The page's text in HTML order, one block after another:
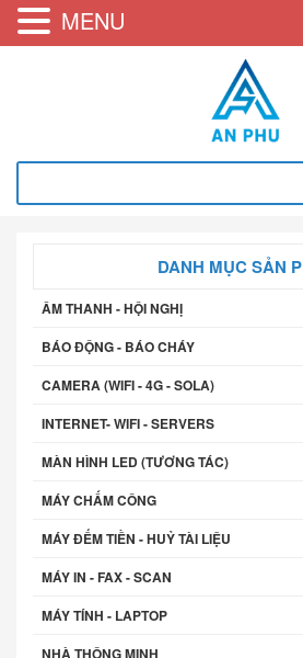
MENU
DANH MỤC SẢN
ÂM THANH - HỘI NGHỊ
BÁO ĐỘNG - BÁO CHÁY
CAMERA (WIFI - 4G - SOLA)
INTERNET- WIFI - SERVERS
MÀN HÌNH LED (TƯƠNG TÁC)
MÁY CHẤM CÔNG
MÁY ĐẾM TIỀN - HUỶ TÀI LIỆU
MÁY IN - FAX - SCAN
MÁY TÍNH - LAPTOP
NHÀ THÔNG MINH